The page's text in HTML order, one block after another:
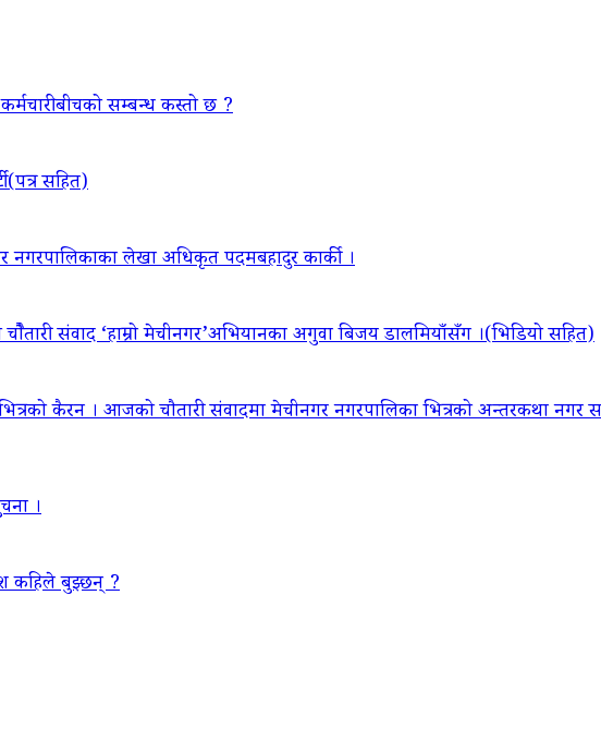
सम्बन्ध कस्तो छ ?
सहित)
नगरपालिकाका लेखा अधिकृत पदमबहादुर कार्की ।
संवाद ‘हाम्रो मेचीनगर’अभियानका अगुवा बिजय डालमियाँसँग ।(भिडियो सहित)
कैरन । आजको चौतारी संवादमा मेचीनगर नगरपालिका भित्रको अन्तरकथा नगर
।
कहिले बुझ्छन् ?